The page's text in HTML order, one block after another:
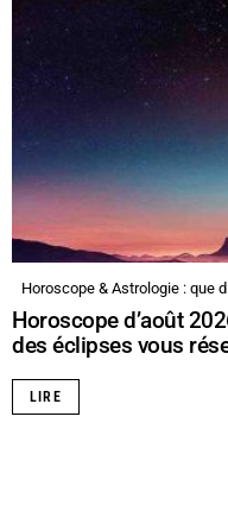
Horoscope & Astrologie : que
Horoscope d’août
des éclipses vous
LIRE